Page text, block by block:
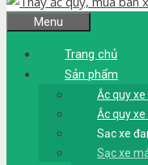
Menu
Trang chủ
Sản phẩm
Ắc quy xe
Ắc quy
Sạc xe
Sạc xe